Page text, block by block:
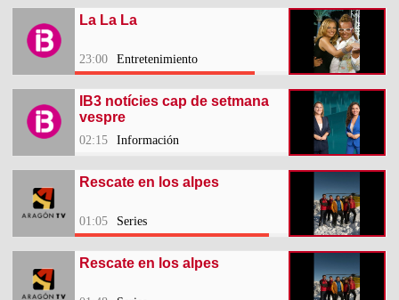
La La La
23:00 Entretenimiento
IB3 notícies cap de setmana
vespre
02:15 Información
Rescate en los alpes
01:05 Series
Rescate en los alpes